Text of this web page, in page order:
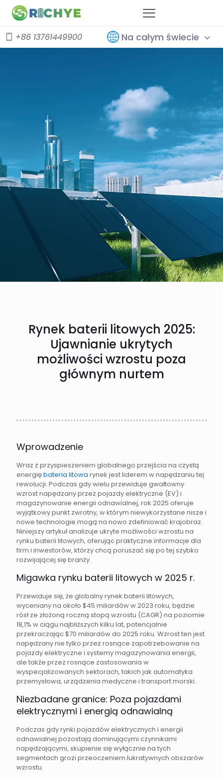
+86 13761449900 Na całym świecie
Rynek baterii litowych 2025:
Ujawnianie ukrytych
możliwości wzrostu poza
głównym nurtem
Wprowadzenie
Wraz z przyspieszeniem globalnego przejścia na czystą
energiębateria litowa rynek jest liderem w napędzaniu tej
rewolucji. Podczas gdy wielu przewiduje gwałtowny
wzrost napędzany przez pojazdy elektryczne (EV) i
magazynowanie energii odnawialnej, rok 2025 oferuje
wyjątkowy punkt zwrotny, w którym niewykorzystane nisze i
nowe technologie mogą na nowo zdefiniować krajobraz.
Niniejszy artykuł analizuje ukryte możliwości wzrostu na
rynku baterii litowych, oferując praktyczne informacje dla
firm i inwestorów, którzy chcą poruszać się po tej szybko
rozwijającej się branży.
Migawka rynku baterii litowych w 2025 r.
Przewiduje się, że globalny rynek baterii litowych,
wyceniany na około $45 miliardów w 2023 roku, będzie
rósł ze złożoną roczną stopą wzrostu (CAGR) na poziomie
18,1% w ciągu najbliższych kilku lat, potencjalnie
przekraczając $70 miliardów do 2025 roku. Wzrost ten jest
napędzany nie tylko przez rosnące zapotrzebowanie na
pojazdy elektryczne i systemy magazynowania energii,
ale także przez rosnące zastosowania w
wyspecjalizowanych sektorach, takich jak automatyka
przemysłowa, urządzenia medyczne i transport morski.
Niezbadane granice: Poza pojazdami
elektrycznymi i energią odnawialną
Podczas gdy rynki pojazdów elektrycznych i energii
odnawialnej pozostają dominującymi czynnikami
napędzającymi, skupienie się wyłącznie na tych
segmentach grozi przeoczeniem lukratywnych obszarów
wzrostu.